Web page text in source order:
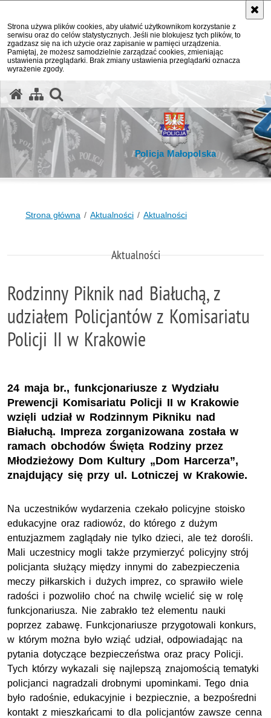
Strona używa plików cookies, aby ułatwić użytkownikom korzystanie z
serwisu oraz do celów statystycznych. Jeśli nie blokujesz tych plików, to
zgadzasz się na ich użycie oraz zapisanie w pamięci urządzenia.
Pamiętaj, że możesz samodzielnie zarządzać cookies, zmieniając
ustawienia przeglądarki. Brak zmiany ustawienia przeglądarki oznacza
wyrażenie zgody.
Policja Małopolska
Strona główna Aktualności Aktualności
Aktualności
Rodzinny Piknik nad Białuchą, z
udziałem Policjantów z Komisariatu
Policji II w Krakowie
24 maja br., funkcjonariusze z Wydziału
Prewencji Komisariatu Policji II w Krakowie
wzięli udział w Rodzinnym Pikniku nad
Białuchą. Impreza zorganizowana została w
ramach obchodów Święta Rodziny przez
Młodzieżowy Dom Kultury „Dom Harcerza”,
znajdujący się przy ul. Lotniczej w Krakowie.
Na uczestników wydarzenia czekało policyjne stoisko
edukacyjne oraz radiowóz, do którego z dużym
entuzjazmem zaglądały nie tylko dzieci, ale też dorośli.
Mali uczestnicy mogli także przymierzyć policyjny strój
policjanta służący między innymi do zabezpieczenia
meczy piłkarskich i dużych imprez, co sprawiło wiele
radości i pozwoliło choć na chwilę wcielić się w rolę
funkcjonariusza. Nie zabrakło też elementu nauki
poprzez zabawę. Funkcjonariusze przygotowali konkurs,
w którym można było wziąć udział, odpowiadając na
pytania dotyczące bezpieczeństwa oraz pracy Policji.
Tych którzy wykazali się najlepszą znajomością tematyki
policjanci nagradzali drobnymi upominkami. Tego dnia
było radośnie, edukacyjnie i bezpiecznie, a bezpośredni
kontakt z mieszkańcami to dla policjantów zawsze cenna